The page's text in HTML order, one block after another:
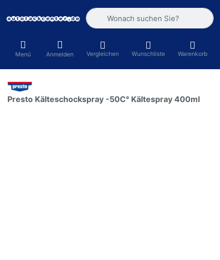
Geben Sie einen Suchbegriff ein.
Menü Anmelden Vergleichen Wunschliste Warenkorb
Presto Kälteschockspray -50C° Kältespray 400ml